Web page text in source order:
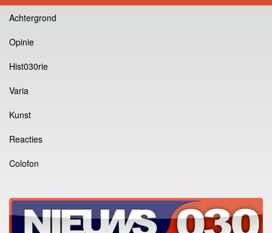
Achtergrond
Opinie
Hist030rie
Varia
Kunst
Reacties
Colofon